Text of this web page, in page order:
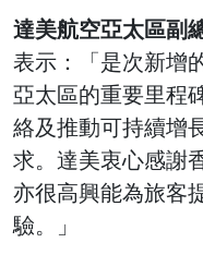
達美航空亞太區副
表示：「是次新增
亞太區的重要里程
絡及推動可持續增
求。達美衷心感謝
亦很高興能為旅客
驗。」